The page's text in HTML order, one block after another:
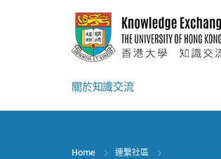
關於知識交流
Home 連繫社區